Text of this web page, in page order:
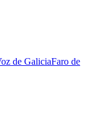
de GaliciaFaro de